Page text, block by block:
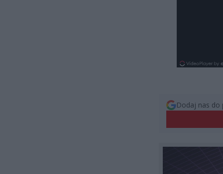
Dodaj nas do